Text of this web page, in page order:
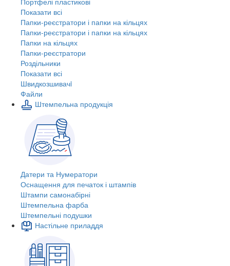
Показати всі
Папки-реєстратори і папки на кільцях
Папки-реєстратори і папки на кільцях
Папки на кільцях
Папки-реєстратори
Роздільники
Показати всі
Швидкозшивачi
Файли
Штемпельна продукція
Датери та Нумератори
Оснащення для печаток і штампів
Штампи самонабірні
Штемпельна фарба
Штемпельні подушки
Настільне приладдя